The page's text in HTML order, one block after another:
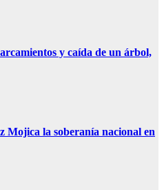
y caída de un árbol,
Mojica la soberanía nacional en